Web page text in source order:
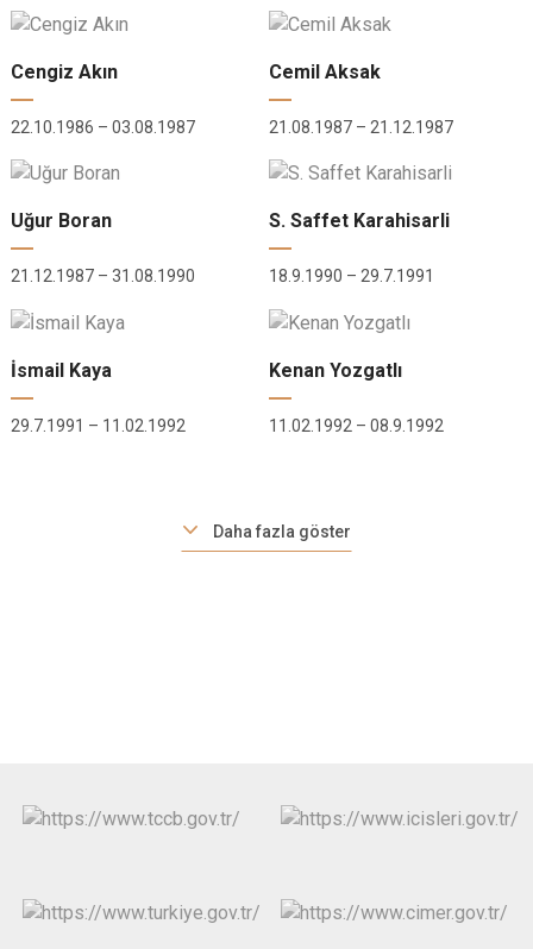
Cengiz Akın
22.10.1986 – 03.08.1987
Cemil Aksak
21.08.1987 – 21.12.1987
Uğur Boran
21.12.1987 – 31.08.1990
S. Saffet Karahisarli
18.9.1990 – 29.7.1991
İsmail Kaya
29.7.1991 – 11.02.1992
Kenan Yozgatlı
11.02.1992 – 08.9.1992
Daha fazla göster